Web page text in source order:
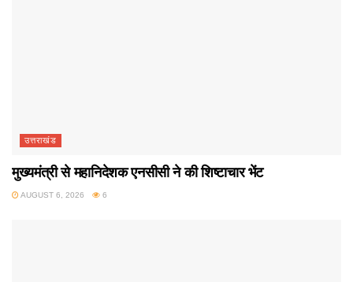
उत्तराखंड
मुख्यमंत्री से महानिदेशक एनसीसी ने की शिष्टाचार भेंट
AUGUST 6, 2026 6